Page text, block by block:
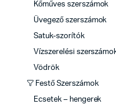
Kőműves szerszámok
Üvegező szerszámok
Satuk-szorítók
Vízszerelési
Vödrök
Festő Szerszámok
Ecsetek – hengerek